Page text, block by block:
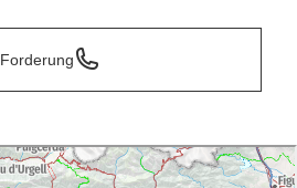
Forderung